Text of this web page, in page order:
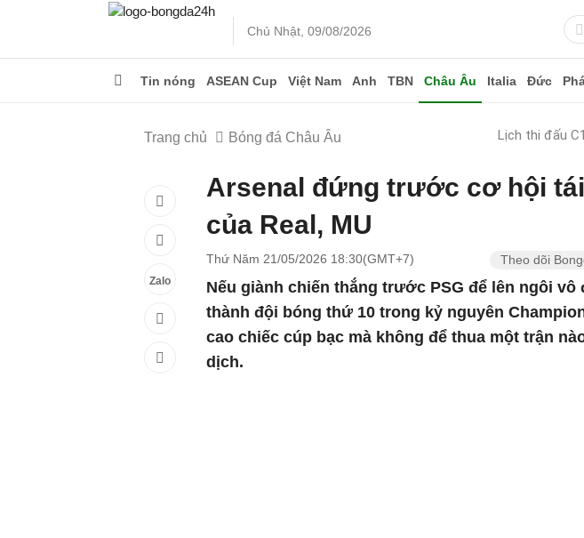
Chủ Nhật, 09/08/2026
Tin nóng ASEAN Cup Việt Nam Anh TBN Châu Âu Italia Đức
Trang chủ Bóng đá Châu Âu Lịch thi đấu C1
Zalo
Arsenal đứng trước cơ hội
của Real, MU
Thứ Năm 21/05/2026 18:30(GMT+7) Theo dõi
Nếu giành chiến thắng trước PSG để lên ngôi vô
thành đội bóng thứ 10 trong kỷ nguyên
cao chiếc cúp bạc mà không để thua một trận
dịch.